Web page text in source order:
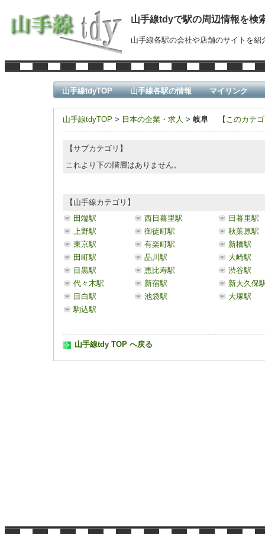
山手線tdyで駅の周辺情報を検
山手線各駅の会社や店舗のサイトを
山手線tdyTOP 山手線各駅の情報 マイリンク
山手線tdyTOP > 日本の企業・求人 > 岐阜 【 このカテ
【サブカテゴリ】
これより下の階層はありません。
【山手線カテゴリ】
田端駅
西日暮里駅
日暮里駅
上野駅
御徒町駅
秋葉原駅
東京駅
有楽町駅
新橋駅
田町駅
品川駅
大崎駅
目黒駅
恵比寿駅
渋谷駅
代々木駅
新宿駅
新大久保
目白駅
池袋駅
大塚駅
駒込駅
山手線tdy TOP へ戻る